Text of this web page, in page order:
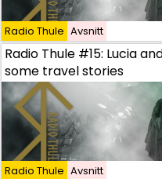
Radio Thule Avsnitt
Radio Thule #15: Lucia
Radio Thule Avsnitt
Radio Thule Avsnitt
Radio Thule #15: Lucia
some travel stories
Radio Thule Avsnitt